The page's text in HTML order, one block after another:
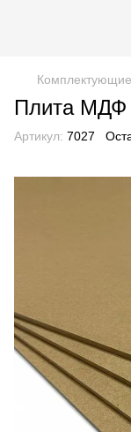
Комплектующие
Плита МДФ
Артикул: 7027